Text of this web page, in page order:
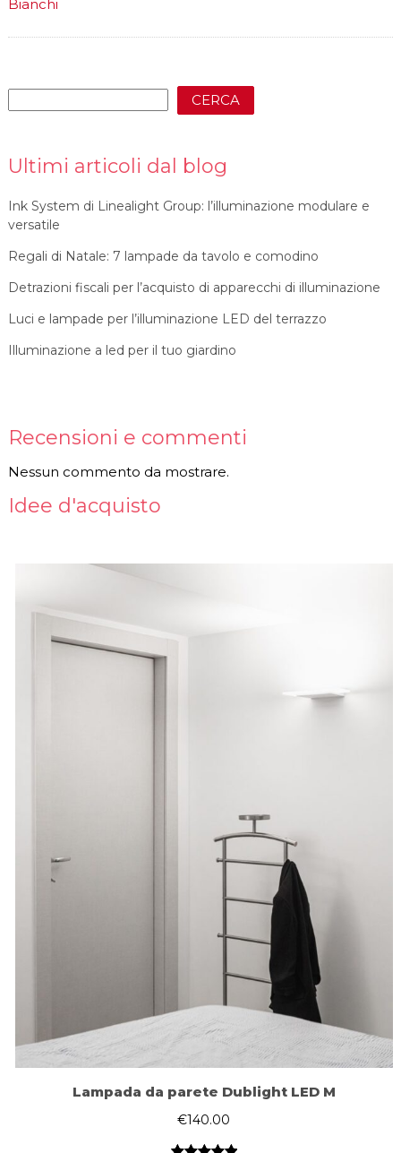
Bianchi
CERCA
Ultimi articoli dal blog
Ink System di Linealight Group: l’illuminazione modulare e
versatile
Regali di Natale: 7 lampade da tavolo e comodino
Detrazioni fiscali per l’acquisto di apparecchi di illuminazione
Luci e lampade per l’illuminazione LED del terrazzo
Illuminazione a led per il tuo giardino
Recensioni e commenti
Nessun commento da mostrare.
Idee d'acquisto
Lampada da parete Dublight LED M
€140.00